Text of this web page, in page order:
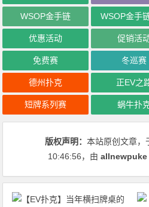
WSOP金手链 WSOP金手
优惠活动 促销活
免费赛 冬巡赛
德州扑克 正EV之
短牌系列赛 蜗牛扑
版权声明：本站原创文章，
10:46:56，由allnewpuke